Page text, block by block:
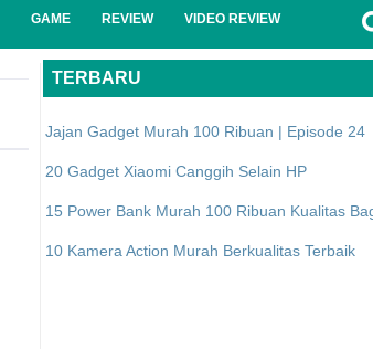
GAME REVIEW VIDEO REVIEW
TERBARU
Jajan Gadget Murah 100 Ribuan | Episode 24
20 Gadget Xiaomi Canggih Selain HP
15 Power Bank Murah 100 Ribuan Kualitas
10 Kamera Action Murah Berkualitas Terbaik